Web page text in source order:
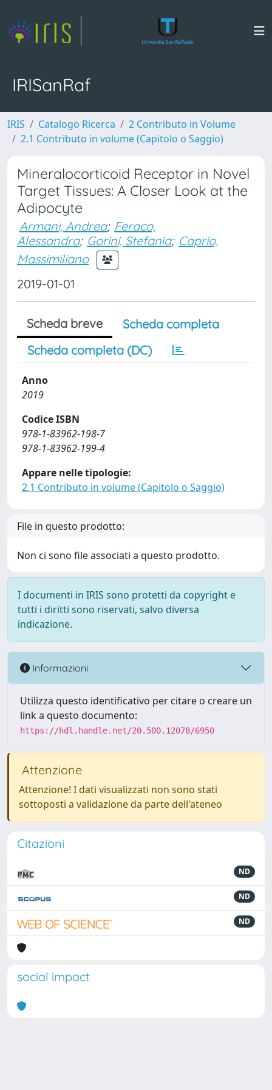
IRISanRaf
IRIS Catalogo Ricerca
2 Contributo in Volume
2.1 Contributo in volume (Capitolo o Saggio)
Mineralocorticoid Receptor in Novel
Target Tissues: A Closer Look at the
Adipocyte
Armani, Andrea; Feraco,
Alessandra; Gorini, Stefania; Caprio,
Massimiliano
2019-01-01
Scheda breve
Scheda completa
Scheda completa (DC)
Anno
2019
Codice ISBN
978-1-83962-198-7
978-1-83962-199-4
Appare nelle tipologie:
2.1 Contributo in volume (Capitolo o Saggio)
File in questo prodotto:
Non ci sono file associati a questo prodotto.
I documenti in IRIS sono protetti da copyright e
tutti i diritti sono riservati, salvo diversa
indicazione.
Informazioni
Utilizza questo identificativo per citare o creare un
link a questo documento:
https://hdl.handle.net/20.500.12078/6950
Attenzione
Attenzione! I dati visualizzati non sono stati
sottoposti a validazione da parte dell'ateneo
Citazioni
ND
ND
ND
social impact